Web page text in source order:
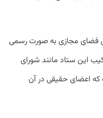
فضای مجازی به صورت رسمی
این ستاد مانند شورای
اعضای حقیقی در آن